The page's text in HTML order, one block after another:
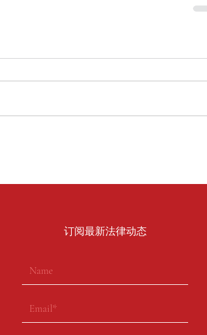
​订阅最新法律动态